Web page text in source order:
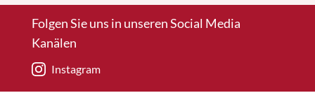
Folgen Sie uns in unseren Social Media
Kanälen
Instagram